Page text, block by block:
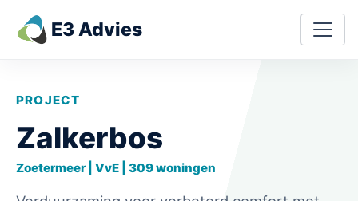
Main Navigation
E3 Advies
PROJECT
Zalkerbos
Zoetermeer | VvE | 309 woningen